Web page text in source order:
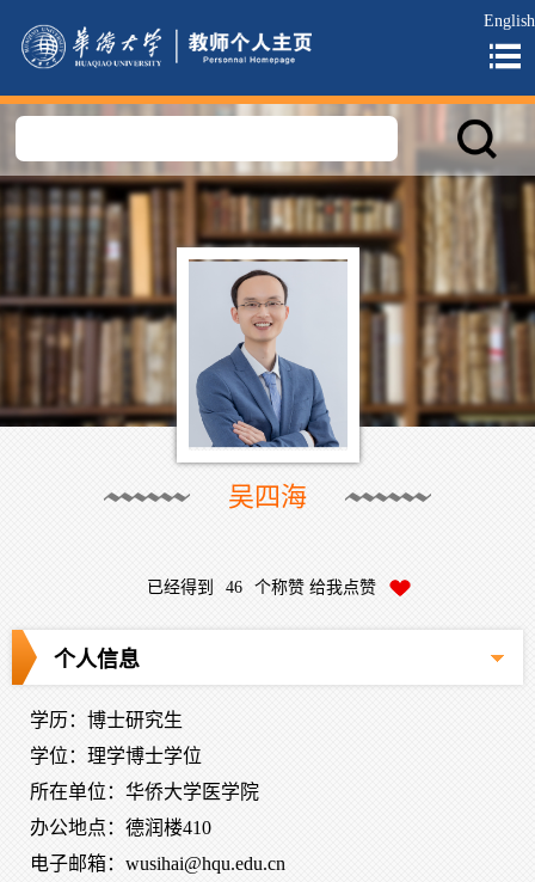
English
吴四海
已经得到 46 个称赞 给我点赞
个人信息
学历：博士研究生
学位：理学博士学位
所在单位：华侨大学医学院
办公地点：德润楼410
电子邮箱： wusihai@hqu.edu.cn